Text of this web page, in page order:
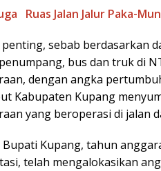
Ruas Jalan Jalur Paka-
penting, sebab berdasarkan
bus dan truk di
dengan angka
Kabupaten Kupang
yang beroperasi di jalan
Kupang, tahun
telah mengalokasikan